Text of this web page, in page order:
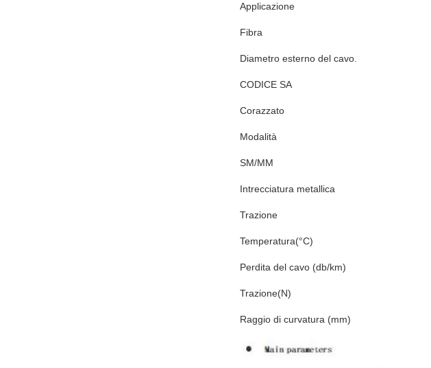
Applicazione
Fibra
Diametro esterno del cavo.
CODICE SA
Corazzato
Modalità
SM/MM
Intrecciatura metallica
Trazione
Temperatura(°C)
Perdita del cavo (db/km)
Trazione(N)
Raggio di curvatura (mm)